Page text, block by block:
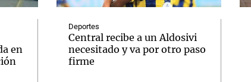
en
Deportes
Central recibe a un Aldosivi
necesitado y va por otro paso
firme